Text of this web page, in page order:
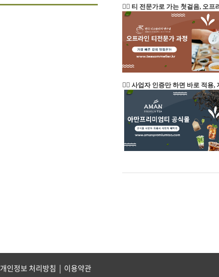
👉🏻 티 전문가로 가는 첫걸음, 오
👉🏻 사업자 인증만 하면 바로 적용
개인정보 처리방침 | 이용약관